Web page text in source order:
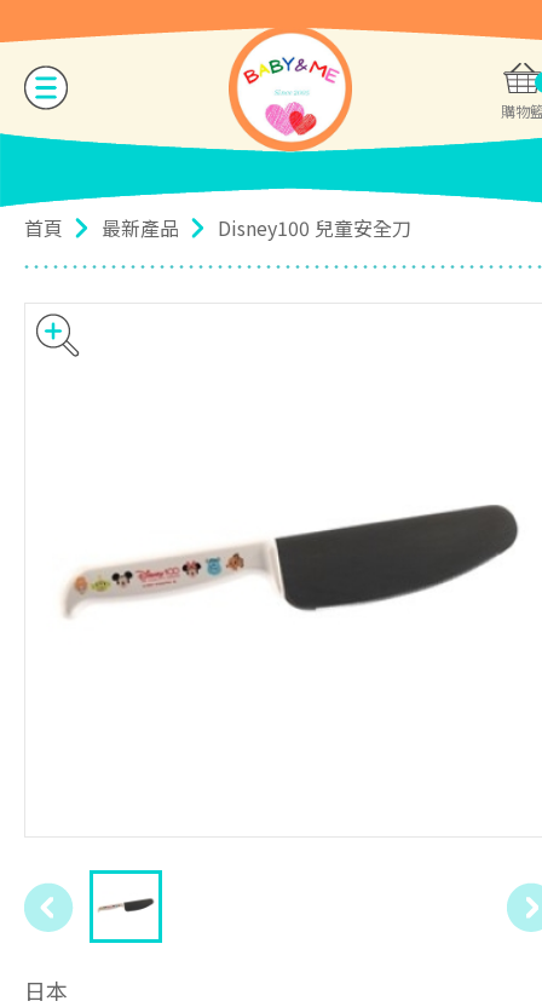
購物
首頁 最新產品 Disney100 兒童安全刀
日本